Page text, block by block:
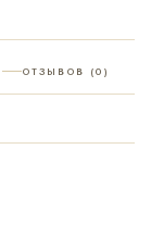
ОТЗЫВОВ (0)